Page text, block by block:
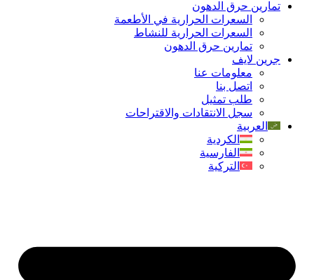
تمارين حرق الدهون
السعرات الحرارية في الأطعمة
السعرات الحرارية للنشاط
تمارين حرق الدهون
جرین لایف
معلومات عنا
اتصل بنا
طلب تمثيل
سجل الانتقادات والاقتراحات
العربية
الكردية
الفارسية
التركية